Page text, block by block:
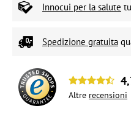
Innocui per la salute
Spedizione gratuita
Altre recensioni